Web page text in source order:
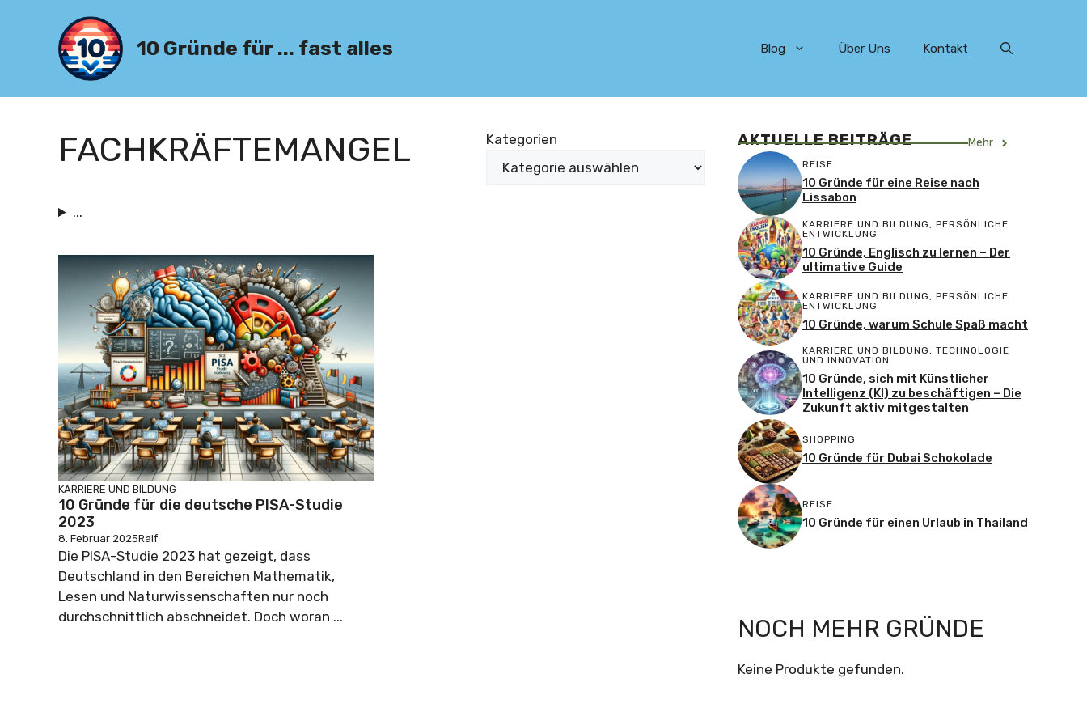
10 Gründe für ... fast alles Blog Über Uns Kontakt
FACHKRÄFTEMANGEL Kategorien
...
KARRIERE UND BILDUNG
10 Gründe für die deutsche PISA-Studie
2023
8. Februar 2025Ralf
Die PISA-Studie 2023 hat gezeigt, dass
Deutschland in den Bereichen Mathematik,
Lesen und Naturwissenschaften nur noch
durchschnittlich abschneidet. Doch woran ...
AKTUELLE BEITRÄGE Mehr
REISE
10 Gründe für eine Reise nach
Lissabon
KARRIERE UND BILDUNG , PERSÖNLICHE
ENTWICKLUNG
10 Gründe, Englisch zu lernen – Der
ultimative Guide
KARRIERE UND BILDUNG , PERSÖNLICHE
ENTWICKLUNG
10 Gründe, warum Schule Spaß macht
KARRIERE UND BILDUNG, TECHNOLOGIE
UND INNOVATION
10 Gründe, sich mit Künstlicher
Intelligenz (KI) zu beschäftigen – Die
Zukunft aktiv mitgestalten
SHOPPING
10 Gründe für Dubai Schokolade
REISE
10 Gründe für einen Urlaub in Thailand
NOCH MEHR GRÜNDE
Keine Produkte gefunden.